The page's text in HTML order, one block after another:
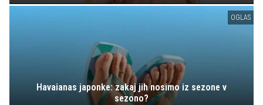
OGLAS
Havaianas japonke: zakaj jih nosimo iz sezone v
sezono?